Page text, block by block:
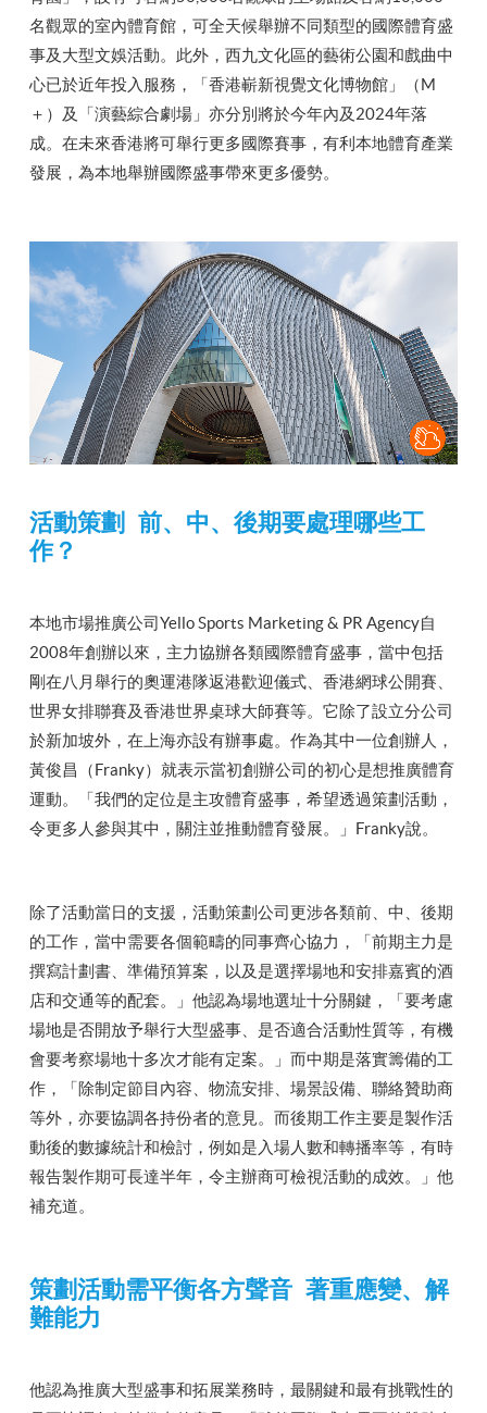
名觀眾的室內體育館，可全天候舉辦不同類型的國際體育盛
事及大型文娛活動。此外，西九文化區的藝術公園和戲曲中
心已於近年投入服務，「香港嶄新視覺文化博物館」（M
＋）及「演藝綜合劇場」亦分別將於今年內及2024年落
成。在未來香港將可舉行更多國際賽事，有利本地體育產業
發展，為本地舉辦國際盛事帶來更多優勢。
活動策劃 前、中、後期要處理哪些工
作？
本地市場推廣公司Yello Sports Marketing & PR Agency自
2008年創辦以來，主力協辦各類國際體育盛事，當中包括
剛在八月舉行的奧運港隊返港歡迎儀式、香港網球公開賽、
世界女排聯賽及香港世界桌球大師賽等。它除了設立分公司
於新加坡外，在上海亦設有辦事處。作為其中一位創辦人，
黃俊昌（Franky）就表示當初創辦公司的初心是想推廣體育
運動。「我們的定位是主攻體育盛事，希望透過策劃活動，
令更多人參與其中，關注並推動體育發展。」Franky說。
除了活動當日的支援，活動策劃公司更涉各類前、中、後期
的工作，當中需要各個範疇的同事齊心協力，「前期主力是
撰寫計劃書、準備預算案，以及是選擇場地和安排嘉賓的酒
店和交通等的配套。」他認為場地選址十分關鍵，「要考慮
場地是否開放予舉行大型盛事、是否適合活動性質等，有機
會要考察場地十多次才能有定案。」而中期是落實籌備的工
作，「除制定節目內容、物流安排、場景設備、聯絡贊助商
等外，亦要協調各持份者的意見。而後期工作主要是製作活
動後的數據統計和檢討，例如是入場人數和轉播率等，有時
報告製作期可長達半年，令主辦商可檢視活動的成效。」他
補充道。
策劃活動需平衡各方聲音 著重應變、解
難能力
他認為推廣大型盛事和拓展業務時，最關鍵和最有挑戰性的